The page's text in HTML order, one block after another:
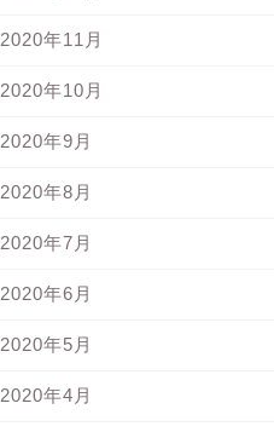
2020年11月
2020年10月
2020年9月
2020年8月
2020年7月
2020年6月
2020年5月
2020年4月